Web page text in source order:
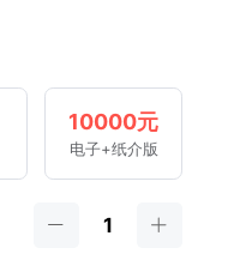
10000元
电子+纸介版